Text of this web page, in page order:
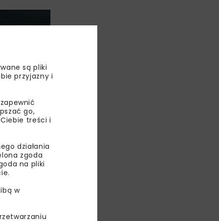
węgla.
są pliki
przyjazny i
go,
treści i
działania
zgoda
na pliki
w